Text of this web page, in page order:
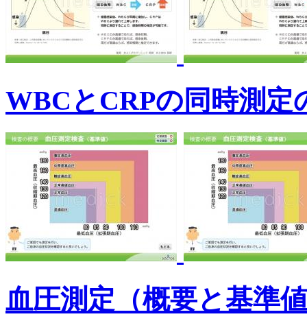
WBCとCRPの同時測
血圧測定（概要と基準